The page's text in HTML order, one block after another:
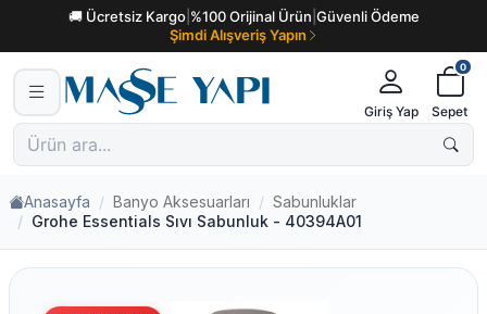
🚚 Ücretsiz Kargo| %100 Orijinal Ürün Güvenli Ödeme
Şimdi Alışveriş Yapın
Giriş Yap
0
Sepet
Anasayfa Banyo Aksesuarları
Sabunluklar
Grohe Essentials Sıvı Sabunluk - 40394A01